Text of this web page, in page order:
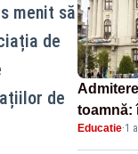
menit să
de
de
toamnă:
licență,
Educatie·1